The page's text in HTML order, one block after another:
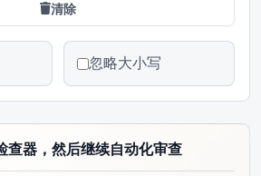
忽略大小写
清除
查器，然后继续自动化审查